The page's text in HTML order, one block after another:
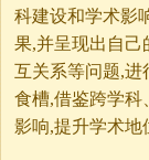
科建设和学术影
果,并呈现出自己
互关系等问题,进
食槽,借鉴跨学科
影响,提升学术地